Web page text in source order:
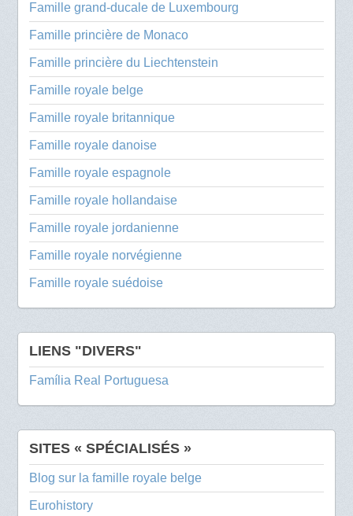
Famille grand-ducale de Luxembourg
Famille princière de Monaco
Famille princière du Liechtenstein
Famille royale belge
Famille royale britannique
Famille royale danoise
Famille royale espagnole
Famille royale hollandaise
Famille royale jordanienne
Famille royale norvégienne
Famille royale suédoise
LIENS "DIVERS"
Família Real Portuguesa
SITES « SPÉCIALISÉS »
Blog sur la famille royale belge
Eurohistory